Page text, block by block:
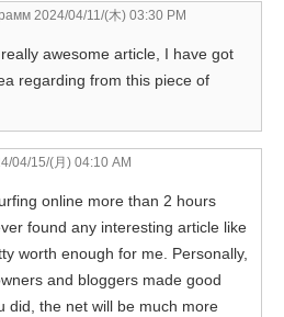
2024/04/11/(木) 03:30 PM
awesome article, I have got
regarding from this piece of
04/15/(月) 04:10 AM
online more than 2 hours
found any interesting article like
worth enough for me. Personally,
and bloggers made good
did, the net will be much more